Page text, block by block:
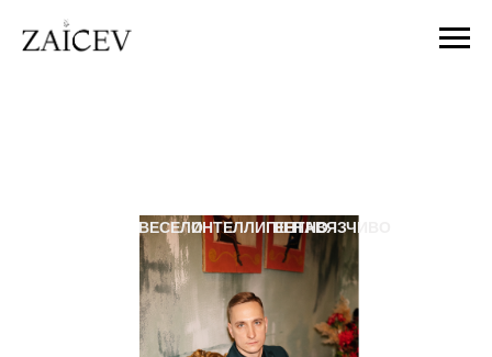
ВЕСЕЛО НЕНАВЯЗЧИВО
ИНТЕЛЛИГЕНТНО